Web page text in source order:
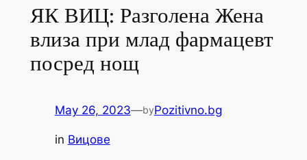
ЯК ВИЦ: Разголена Жена
влиза при млад фармацевт
посред нощ
May 26, 2023—byPozitivno.bg
in Вицове